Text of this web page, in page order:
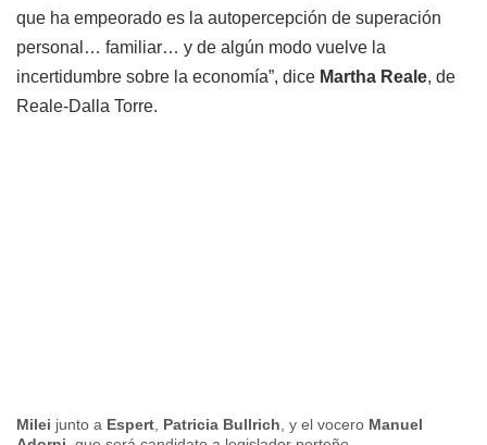
que ha empeorado es la autopercepción de superación
personal… familiar… y de algún modo vuelve la
incertidumbre sobre la economía”, dice Martha Reale, de
Reale-Dalla Torre.
Milei junto a Espert Patricia Bullrich , y el vocero Manuel